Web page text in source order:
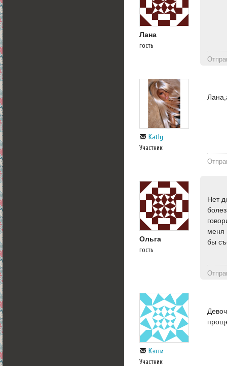
Лана
гость
Katly
Участник
Ольга
гость
Нет
меня
бы
Кэтти
Участник